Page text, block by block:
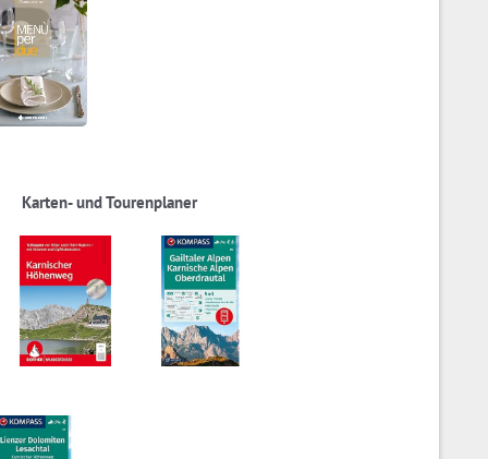
Karten- und Tourenplaner